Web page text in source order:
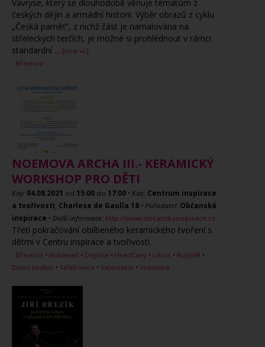
Vavryse, který se dlouhodobě věnuje tématům z
českých dějin a armádní historii. Výběr obrazů z cyklu
„Česká paměť”, z nichž část je namalována na
střeleckých terčích, je možné si prohlédnout v rámci
standardní ... [více »»]
Břevnov
NOEMOVA ARCHA III.- KERAMICKÝ
WORKSHOP PRO DĚTI
Kdy: 04.08.2021 od 15:00 do 17:00 • Kde: Centrum inspirace
a tvořivosti, Charlese de Gaulla 18 • Pořadatel: Občanská
inspirace • Další informace: http://www.obcanskainspirace.cz
Třetí pokračování oblíbeného keramického tvoření s
dětmi v Centru inspirace a tvořivosti.
Břevnov • Bubeneč • Dejvice • Hradčany • Liboc • Ruzyně •
Dolní Sedlec • Střešovice • Veleslavín • Vokovice